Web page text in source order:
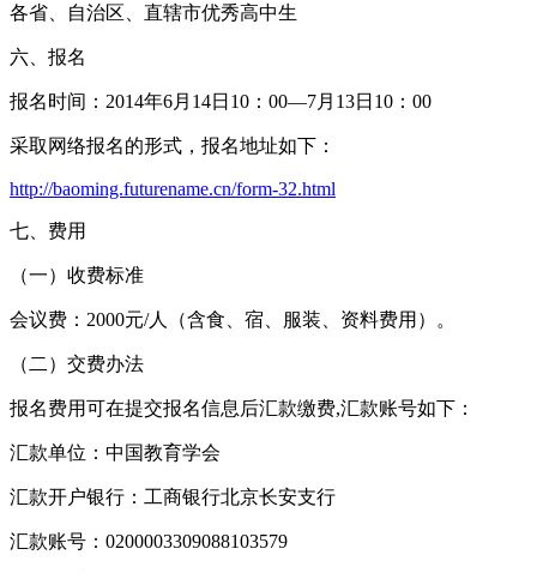
各省、自治区、直辖市优秀高中生
六、报名
报名时间：2014年6月14日10：00—7月13日10：00
采取网络报名的形式，报名地址如下：
http://baoming.futurename.cn/form-32.html
七、费用
（一）收费标准
会议费：2000元/人（含食、宿、服装、资料费用）。
（二）交费办法
报名费用可在提交报名信息后汇款缴费,汇款账号如下：
汇款单位：中国教育学会
汇款开户银行：工商银行北京长安支行
汇款账号：0200003309088103579